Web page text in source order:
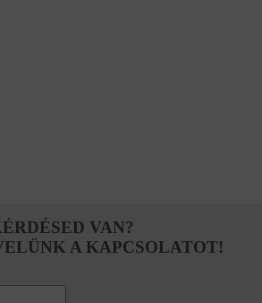
VAN?
A KAPCSOLATOT!